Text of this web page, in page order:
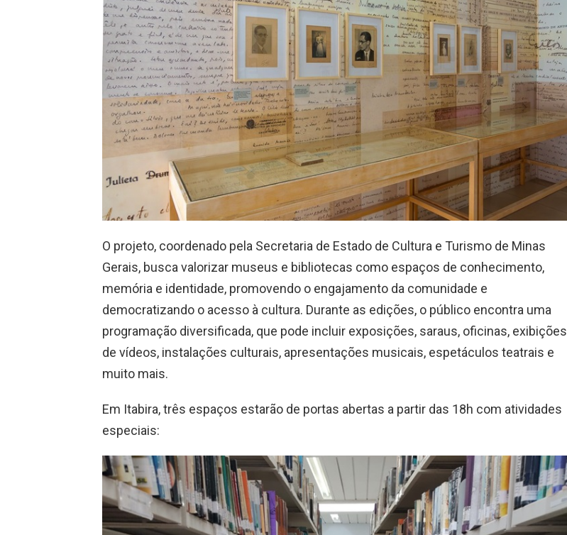
O projeto, coordenado pela Secretaria de Estado de Cultura e Turismo de Minas
Gerais, busca valorizar museus e bibliotecas como espaços de conhecimento,
memória e identidade, promovendo o engajamento da comunidade e
democratizando o acesso à cultura. Durante as edições, o público encontra uma
programação diversificada, que pode incluir exposições, saraus, oficinas, exibições
de vídeos, instalações culturais, apresentações musicais, espetáculos teatrais e
muito mais.
Em Itabira, três espaços estarão de portas abertas a partir das 18h com atividades
especiais: